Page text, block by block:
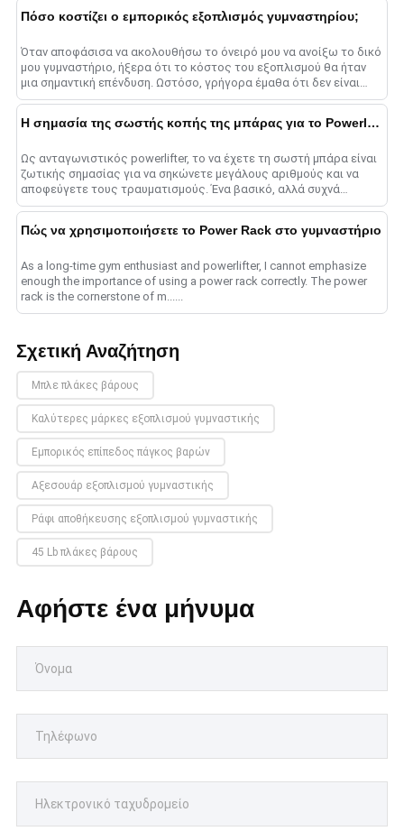
Πόσο κοστίζει ο εμπορικός εξοπλισμός γυμναστηρίου;
Όταν αποφάσισα να ακολουθήσω το όνειρό μου να ανοίξω το δικό
μου γυμναστήριο, ήξερα ότι το κόστος του εξοπλισμού θα ήταν
μια σημαντική επένδυση. Ωστόσο, γρήγορα έμαθα ότι δεν είναι
όλα τα ......
Η σημασία της σωστής κοπής της μπάρας για το Powerlifting
Ως ανταγωνιστικός powerlifter, το να έχετε τη σωστή μπάρα είναι
ζωτικής σημασίας για να σηκώνετε μεγάλους αριθμούς και να
αποφεύγετε τους τραυματισμούς. Ένα βασικό, αλλά συχνά
παραγνωρισμένο στοιχείο κάθε δύναμης ......
Πώς να χρησιμοποιήσετε το Power Rack στο γυμναστήριο
As a long-time gym enthusiast and powerlifter, I cannot emphasize
enough the importance of using a power rack correctly. The power
rack is the cornerstone of m......
Σχετική Αναζήτηση
Μπλε πλάκες βάρους
Καλύτερες μάρκες εξοπλισμού γυμναστικής
Εμπορικός επίπεδος πάγκος βαρών
Αξεσουάρ εξοπλισμού γυμναστικής
Ράφι αποθήκευσης εξοπλισμού γυμναστικής
45 Lb πλάκες βάρους
Αφήστε ένα μήνυμα